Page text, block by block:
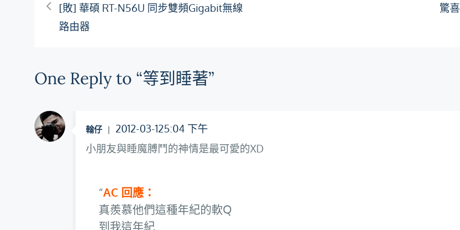
文
章
導
[敗] 華碩 RT-N56U 同步雙頻Gigabit無線
路由器
驚喜
One Reply to “等到睡著”
翰仔
2012-03-125:04 下午
小朋友與睡魔膊鬥的神情是最可愛的XD
AC 回應：
真羨慕他們這種年紀的軟Q
到我這年紀